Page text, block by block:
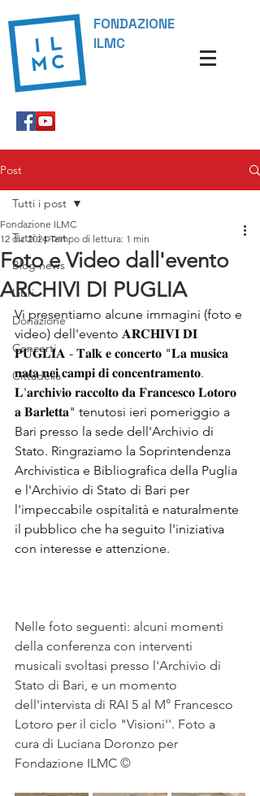
FONDAZIONE
ILMC
Post
Tutti i post
Blog news
Libri
Donazione
Concerti
Cittadella
Tutti i post
Foto e Video dall'evento
ARCHIVI DI PUGLIA
Fondazione ILMC
12 dic 2024 Tempo di lettura: 1 min
Vi presentiamo alcune immagini (foto e
video) dell'evento 𝐀𝐑𝐂𝐇𝐈𝐕𝐈 𝐃𝐈
𝐏𝐔𝐆𝐋𝐈𝐀 - 𝐓𝐚𝐥𝐤 𝐞 𝐜𝐨𝐧𝐜𝐞𝐫𝐭𝐨 "𝐋𝐚 𝐦𝐮𝐬𝐢𝐜𝐚
𝐧𝐚𝐭𝐚 𝐧𝐞𝐢 𝐜𝐚𝐦𝐩𝐢 𝐝𝐢 𝐜𝐨𝐧𝐜𝐞𝐧𝐭𝐫𝐚𝐦𝐞𝐧𝐭𝐨.
𝐋'𝐚𝐫𝐜𝐡𝐢𝐯𝐢𝐨 𝐫𝐚𝐜𝐜𝐨𝐥𝐭𝐨 𝐝𝐚 𝐅𝐫𝐚𝐧𝐜𝐞𝐬𝐜𝐨 𝐋𝐨𝐭𝐨𝐫𝐨
𝐚 𝐁𝐚𝐫𝐥𝐞𝐭𝐭𝐚" tenutosi ieri pomeriggio a
Bari presso la sede dell'Archivio di
Stato. Ringraziamo la Soprintendenza
Archivistica e Bibliografica della Puglia
e l'Archivio di Stato di Bari per
l'impeccabile ospitalità e naturalmente
il pubblico che ha seguito l'iniziativa
con interesse e attenzione.
Nelle foto seguenti: alcuni momenti
della conferenza con interventi
musicali svoltasi presso l'Archivio di
Stato di Bari, e un momento
dell'intervista di RAI 5 al M° Francesco
Lotoro per il ciclo "Visioni''. Foto a
cura di Luciana Doronzo per
Fondazione ILMC ©